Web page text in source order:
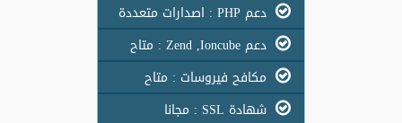
دعم PHP : اصدارات متعددة
دعم Zend ,Ioncube : متاح
مكافح فيروسات : متاح
شهادة SSL : مجانا